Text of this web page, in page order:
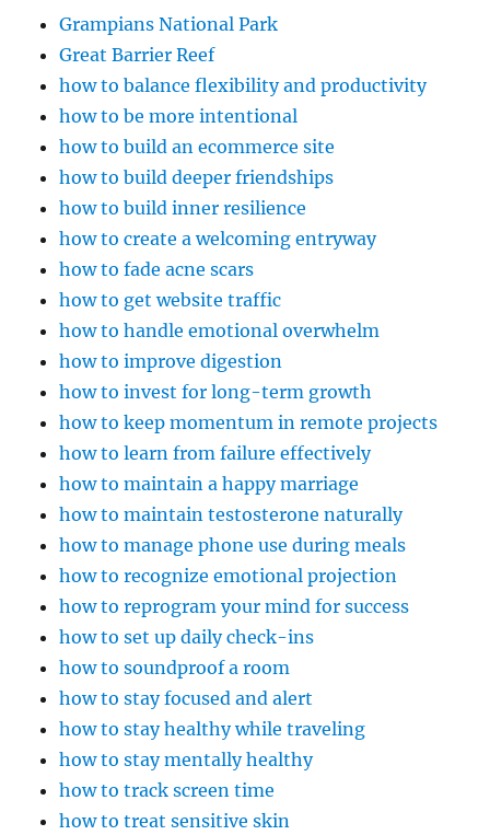
Grampians National Park
Great Barrier Reef
how to balance flexibility and productivity
how to be more intentional
how to build an ecommerce site
how to build deeper friendships
how to build inner resilience
how to create a welcoming entryway
how to fade acne scars
how to get website traffic
how to handle emotional overwhelm
how to improve digestion
how to invest for long-term growth
how to keep momentum in remote projects
how to learn from failure effectively
how to maintain a happy marriage
how to maintain testosterone naturally
how to manage phone use during meals
how to recognize emotional projection
how to reprogram your mind for success
how to set up daily check-ins
how to soundproof a room
how to stay focused and alert
how to stay healthy while traveling
how to stay mentally healthy
how to track screen time
how to treat sensitive skin